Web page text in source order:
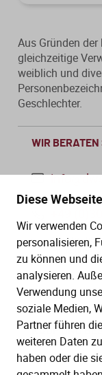
Diese
Wir verwenden
personalisieren,
zu können und
analysieren.
Verwendung
soziale Medien,
Partner führen
weiteren Daten
haben oder die
WIR BERATEN
Mo.–Do.
Fr.
SERVICE
Hilfe (FAQ)
Gesetze
KAUF UND
Versand und
Aus Gründen
gleichzeitige
weiblich und
Geschlechter.